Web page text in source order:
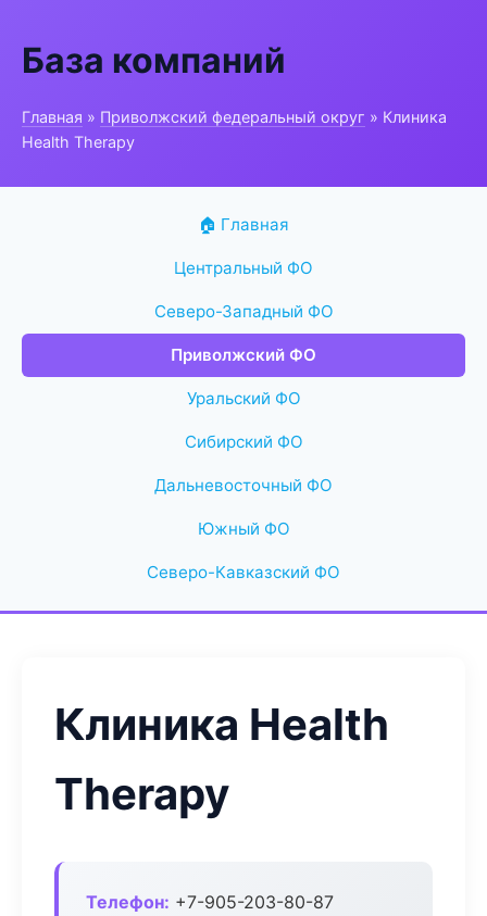
База компаний
Главная » Приволжский федеральный округ » Клиника
Health Therapy
🏠 Главная
Центральный ФО
Северо-Западный ФО
Приволжский ФО
Уральский ФО
Сибирский ФО
Дальневосточный ФО
Южный ФО
Северо-Кавказский ФО
Клиника Health
Therapy
Телефон: +7-905-203-80-87